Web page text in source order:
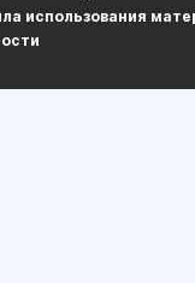
использования